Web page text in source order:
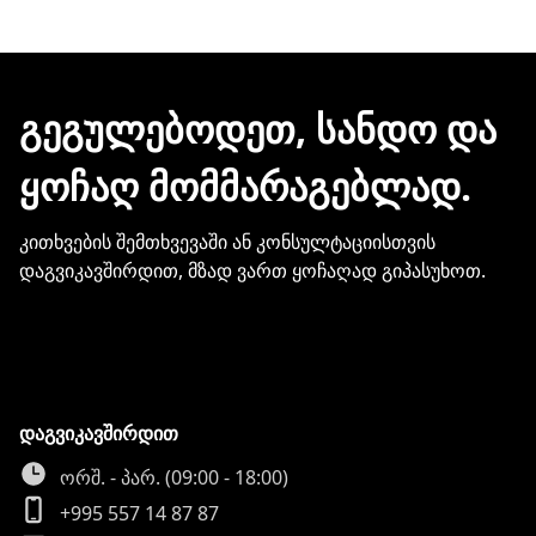
ჩვენთან პროდუქციის შეძენისთვის არ
მონაცემების და სხვა პირადი
ინფორმაციის გაზიარება.
ᲒᲔᲒᲣᲚᲔᲑᲝᲓᲔᲗ, ᲡᲐᲜᲓᲝ ᲓᲐ
ᲧᲝᲩᲐᲦ ᲛᲝᲛᲛᲐᲠᲐᲒᲔᲑᲚᲐᲓ.
კითხვების შემთხვევაში ან კონსულტაციისთვის
დაგვიკავშირდით, მზად ვართ ყოჩაღად გიპასუხოთ.
დაგვიკავშირდით
ორშ. - პარ. (09:00 - 18:00)
+995 557 14 87 87